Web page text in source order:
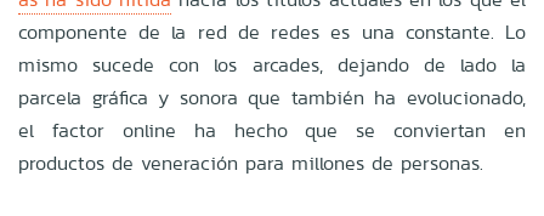
componente de la red de redes es una constante. Lo
mismo sucede con los arcades, dejando de lado la
parcela gráfica y sonora que también ha evolucionado,
el factor online ha hecho que se conviertan en
productos de veneración para millones de personas.